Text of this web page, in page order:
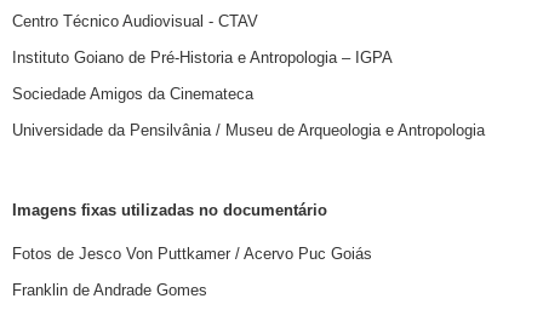
Centro Técnico Audiovisual - CTAV
Instituto Goiano de Pré-Historia e Antropologia – IGPA
Sociedade Amigos da Cinemateca
Universidade da Pensilvânia / Museu de Arqueologia e Antropologia
Imagens fixas utilizadas no documentário
Fotos de Jesco Von Puttkamer / Acervo Puc Goiás
Franklin de Andrade Gomes